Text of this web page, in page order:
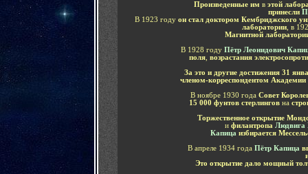
Произведенные им в этой
принесли
В 1923 году он стал доктором Кембриджского
лаборатории, в
Магнитной
В 1928 году Пётр Леонидович
поля, возрастания
За это и другие достижения 31
членом-корреспондентом
В ноябре 1930 года Совет
15 000 фунтов стерлингов на
Торжественное открытие
и филантропа Людвига
Капица избирается
В апреле 1934 года Пётр Капица
Это открытие дало мощный